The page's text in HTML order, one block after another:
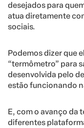
desejados para
atua diretamente
sociais.
Podemos dizer que
“termômetro” para
desenvolvida pelo
estão funcionando
E, com o avanço da
diferentes